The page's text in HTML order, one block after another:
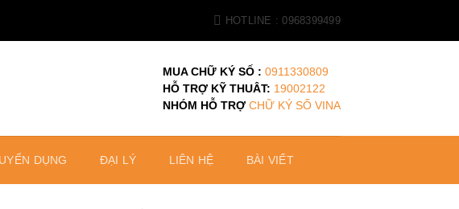
HOTLINE : 0968399499
MUA CHỮ KÝ SỐ : 0911330809
HỖ TRỢ KỸ THUÂT: 19002122
NHÓM HỖ TRỢ CHỮ KÝ SỐ VINA
DỤNG ĐẠI LÝ LIÊN HỆ BÀI VIẾT